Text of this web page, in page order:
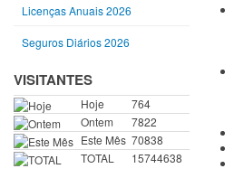
Licenças Anuais 2026
Seguros Diários 2026
VISITANTES
Hoje
764
Ontem
7822
Este Mês 70838
TOTAL
15744638